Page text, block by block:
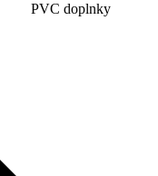
PVC doplnky